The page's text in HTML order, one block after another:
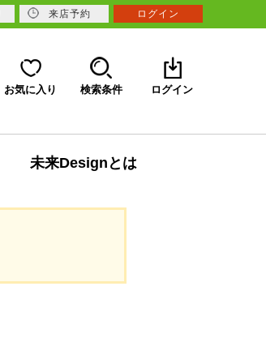
お気に入り 検索条件 ログイン
未来Designとは
来店予約 ログイン